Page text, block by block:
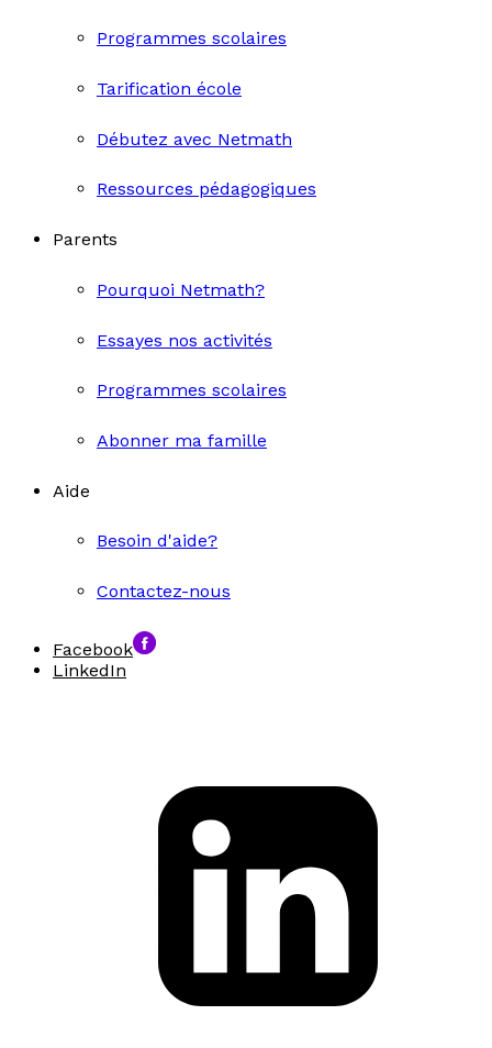
Programmes scolaires
Tarification école
Débutez avec Netmath
Ressources pédagogiques
Parents
Pourquoi Netmath?
Essayes nos activités
Programmes scolaires
Abonner ma famille
Aide
Besoin d'aide?
Contactez-nous
Facebook
LinkedIn